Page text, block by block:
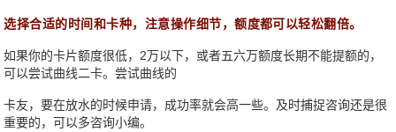
选择合适的时间和卡种，注意操作细节，额度都可以轻松翻倍。
如果你的卡片额度很低，2万以下，或者五六万额度长期不能提额的，
可以尝试曲线二卡。尝试曲线的
卡友，要在放水的时候申请，成功率就会高一些。及时捕捉咨询还是很
重要的，可以多咨询小编。